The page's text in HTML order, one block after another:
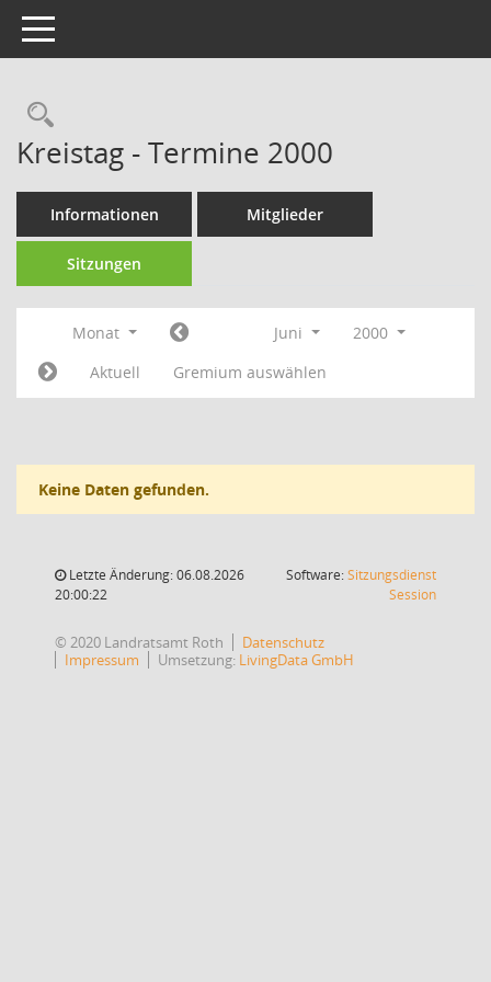
Toggle navigation
Rechercheauswahl
Kreistag - Termine 2000
Informationen Mitglieder
Sitzungen
Monat Juni
2000
Aktuell
Gremium auswählen
Keine Daten gefunden.
Letzte Änderung: 06.08.2026
20:00:22
Software:Sitzungsdienst
Session(Wird in
© 2020 Landratsamt Roth
Datenschutz
Impressum
Umsetzung: LivingData GmbH